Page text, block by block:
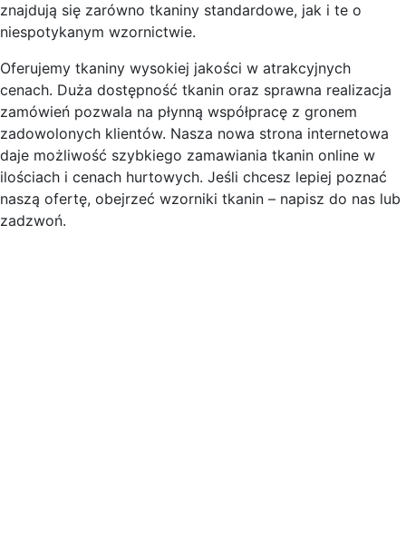
znajdują się zarówno tkaniny standardowe, jak i te o
niespotykanym wzornictwie.
Oferujemy tkaniny wysokiej jakości w atrakcyjnych
cenach. Duża dostępność tkanin oraz sprawna realizacja
zamówień pozwala na płynną współpracę z gronem
zadowolonych klientów. Nasza nowa strona internetowa
daje możliwość szybkiego zamawiania tkanin online w
ilościach i cenach hurtowych. Jeśli chcesz lepiej poznać
naszą ofertę, obejrzeć wzorniki tkanin – napisz do nas lub
zadzwoń.